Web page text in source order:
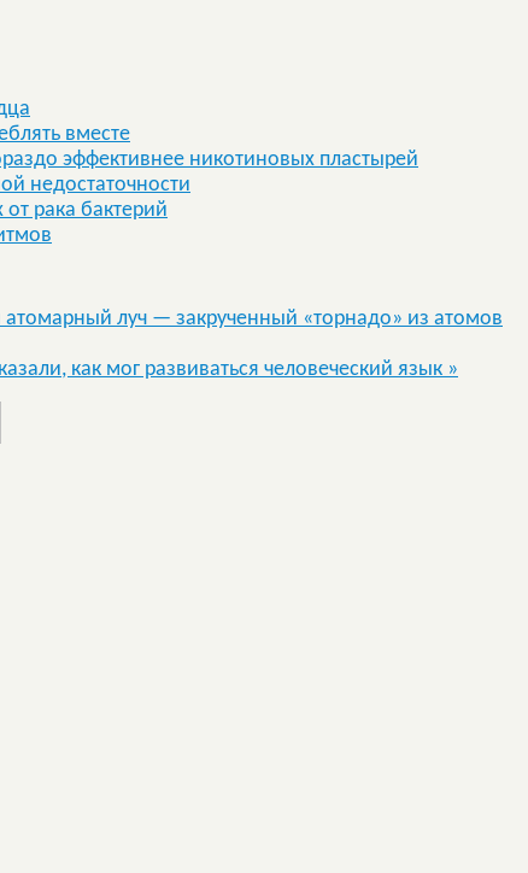
вместе
эффективнее никотиновых пластырей
недостаточности
рака бактерий
луч — закрученный «торнадо» из атомов
как мог развиваться человеческий язык »